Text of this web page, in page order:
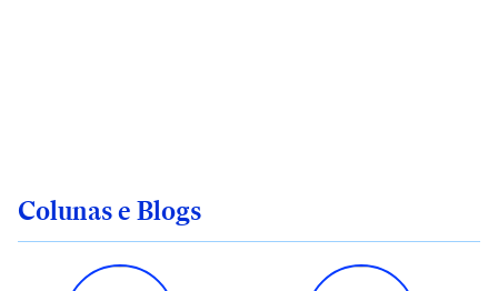
Colunas e Blogs